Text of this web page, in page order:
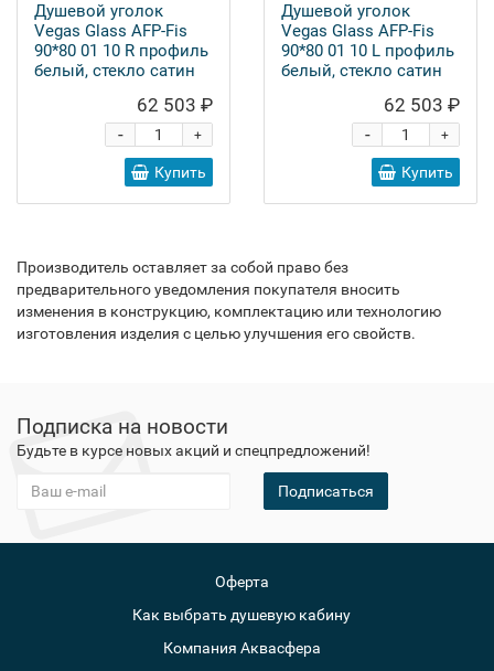
Душевой уголок
Vegas Glass AFP-Fis
90*80 01 10 R профиль
белый, стекло сатин
62 503 ₽
+
-
Купить
Душевой уголок
Vegas Glass AFP-Fis
90*80 01 10 L профиль
белый, стекло сатин
62 503 ₽
+
-
Купить
Производитель оставляет за собой право без
предварительного уведомления покупателя вносить
изменения в конструкцию, комплектацию или технологию
изготовления изделия с целью улучшения его свойств.
Подписка на новости
Будьте в курсе новых акций и спецпредложений!
Подписаться
Оферта
Как выбрать душевую кабину
Компания Аквасфера